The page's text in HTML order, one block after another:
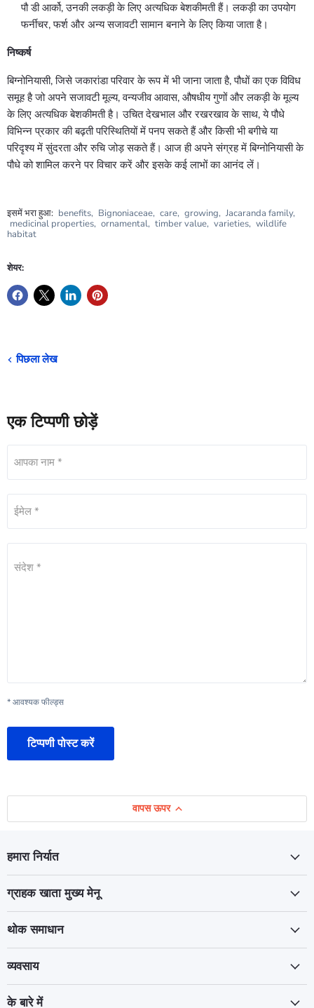
पौ डी आर्को, उनकी लकड़ी के लिए अत्यधिक बेशकीमती हैं। लकड़ी का उपयोग
फर्नीचर, फर्श और अन्य सजावटी सामान बनाने के लिए किया जाता है।
निष्कर्ष
बिग्नोनियासी, जिसे जकारांडा परिवार के रूप में भी जाना जाता है, पौधों का एक विविध
समूह है जो अपने सजावटी मूल्य, वन्यजीव आवास, औषधीय गुणों और लकड़ी के मूल्य
के लिए अत्यधिक बेशकीमती है। उचित देखभाल और रखरखाव के साथ, ये पौधे
विभिन्न प्रकार की बढ़ती परिस्थितियों में पनप सकते हैं और किसी भी बगीचे या
परिदृश्य में सुंदरता और रुचि जोड़ सकते हैं। आज ही अपने संग्रह में बिग्नोनियासी के
पौधे को शामिल करने पर विचार करें और इसके कई लाभों का आनंद लें।
इसमें भरा हुआ: benefits, Bignoniaceae, care, growing, Jacaranda family,
medicinal properties, ornamental, timber value, varieties, wildlife
habitat
शेयर:
पिछला लेख
एक टिप्पणी छोड़ें
आपका नाम *
ईमेल *
संदेश *
* आवश्यक फील्ड्स
टिप्पणी पोस्ट करें
वापस ऊपर
हमारा निर्यात
ग्राहक खाता मुख्य मेनू
थोक समाधान
व्यवसाय
के बारे में